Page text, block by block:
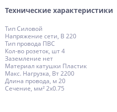
Технические характеристики
Тип Силовой
Напряжение сети, В 220
Тип провода ПВС
Кол-во розеток, шт 4
Заземление нет
Материал катушки Пластик
Макс. Нагрузка, Вт 2200
Длина провода, м 20
Сечение, мм² 2х0.75